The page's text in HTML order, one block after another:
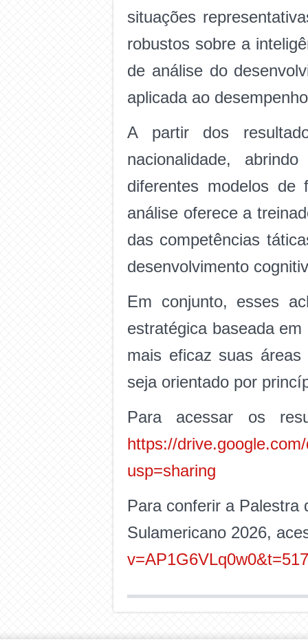
situações
robustos sobre a
de análise do
aplicada ao
A partir dos
nacionalidade,
diferentes modelos de
análise oferece a
das competências
desenvolvimento
Em conjunto, esses
estratégica baseada
mais eficaz suas
seja orientado por
Para acessar os
https://
usp=sharing
Para conferir a Palestra
Sulamericano 2026,